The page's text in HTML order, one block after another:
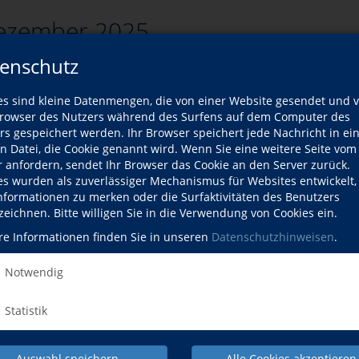
sind kleine Datenmengen, die von einer Website gesendet und
des Nutzers während des Surfens auf dem Computer des
gespeichert werden. Ihr Browser speichert jede Nachricht in
Datei, die Cookie genannt wird. Wenn Sie eine weitere Seite vom
anfordern, sendet Ihr Browser das Cookie an den Server zurück.
wurden als zuverlässiger Mechanismus für Websites
zu merken oder die Surfaktivitäten des Benutzers
Bitte willigen Sie in die Verwendung von Cookies ein.
Informationen finden Sie in unseren Datenschutzhinweisen.
Notwendig
Statistik
2025
zurück
Kurse